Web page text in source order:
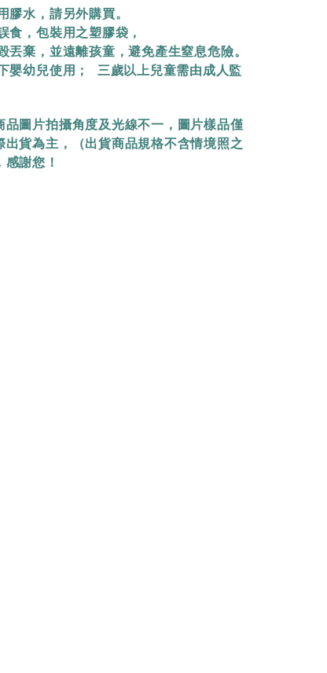
水，請另外購買。
，包裝用之塑膠袋，
丟棄，
並遠離孩童，避免產生窒息危險。
嬰幼兒使用； 三歲以上兒童需由成人監
品圖片拍攝角度及光線不一，圖片樣品僅
出貨為主，（出貨商品規格不含情境照之
謝您！